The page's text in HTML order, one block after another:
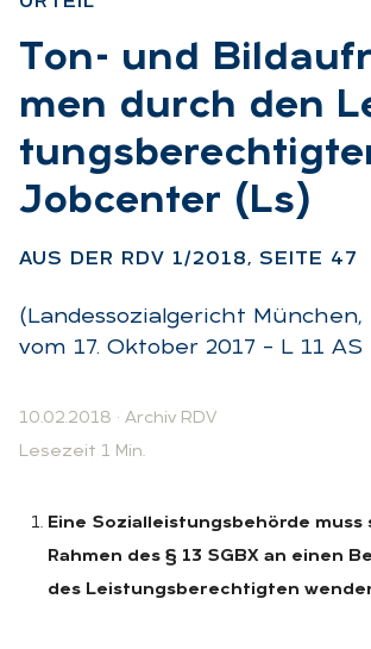
:
Ton- und
men durch den
Job­cen­ter (Ls)
AUS DER RDV 1/2018, SEI­TE 47
(Landessozialgericht München,
vom 17. Oktober 2017 – L 11 AS
10.02.2018 · Archiv RDV
Lesezeit 1 Min.
Eine Sozialleistungsbehörde muss
Rahmen des § 13 SGBX an einen
des Leistungsberechtigten